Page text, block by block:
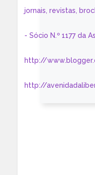
jornais, revistas,
- Sócio N.º 1177 da
http://
http://